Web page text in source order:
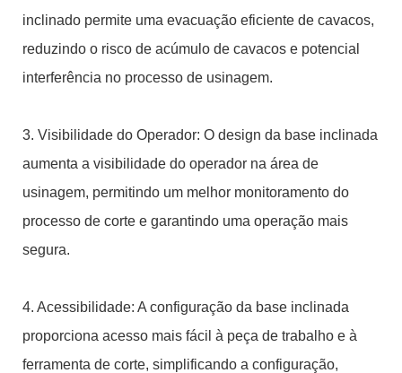
inclinado permite uma evacuação eficiente de cavacos,
reduzindo o risco de acúmulo de cavacos e potencial
interferência no processo de usinagem.
3. Visibilidade do Operador: O design da base inclinada
aumenta a visibilidade do operador na área de
usinagem, permitindo um melhor monitoramento do
processo de corte e garantindo uma operação mais
segura.
4. Acessibilidade: A configuração da base inclinada
proporciona acesso mais fácil à peça de trabalho e à
ferramenta de corte, simplificando a configuração,